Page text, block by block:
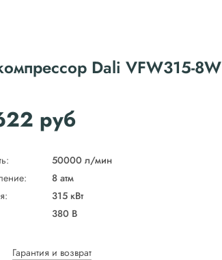
Dali VFW315-8W
руб
50000 л/мин
8 атм
315 кВт
380 В
Гарантия и возврат